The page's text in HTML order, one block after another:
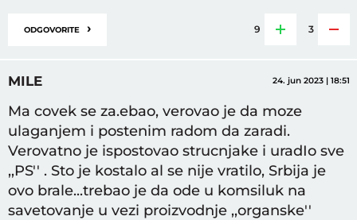
ODGOVORITE › 9 3
MILE 24. jun 2023 | 18:51
Ma covek se za.ebao, verovao je da moze
ulaganjem i postenim radom da zaradi.
Verovatno je ispostovao strucnjake i uradIo sve
,,PS'' . Sto je kostalo al se nije vratilo, Srbija je
ovo brale...trebao je da ode u komsiluk na
savetovanje u vezi proizvodnje ,,organske''